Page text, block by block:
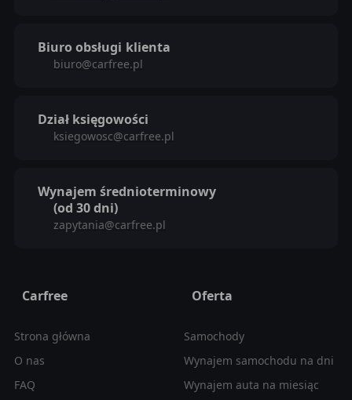
Biuro obsługi klienta
biuro@carfree.pl
Dział księgowości
ksiegowosc@carfree.pl
Wynajem średnioterminowy
(od 30 dni)
zapytania@carfree.pl
Carfree
Strona główna
O nas
FAQ
Oferta
Samochody
Wynajem samochodu na dni
Wynajem auta na miesiąc